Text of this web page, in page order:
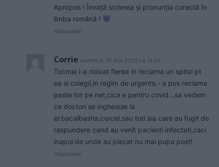
Apropos ! Învață scrierea și pronunția corectă în
limba română !
Răspundeți
Corrie duminică, 10 mai 2020 La 18.56
Tocmai i-a ridicat fierea in reclama un spital pt
ea si colegii,in regim de urgenta,- a pus reclama
peste tot pe net,cica e pentru covid..,sa vedem
ce doctori se inghesuie la
el:bacalbasha,cercel,sau toti aia care au fugit de
raspundere cand au venit pacienti infectati,caci
inapoi de unde au plecat nu mai pupa post!
Răspundeți